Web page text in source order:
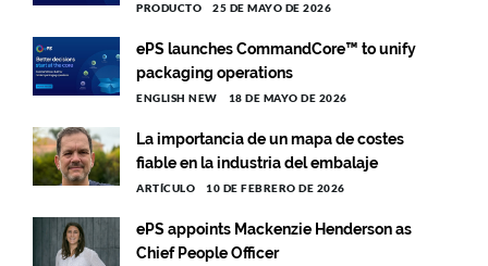
PRODUCTO 25 DE MAYO DE 2026
ePS launches CommandCore™ to unify
packaging operations
ENGLISH NEW 18 DE MAYO DE 2026
La importancia de un mapa de costes
fiable en la industria del embalaje
ARTÍCULO 10 DE FEBRERO DE 2026
ePS appoints Mackenzie Henderson as
Chief People Officer